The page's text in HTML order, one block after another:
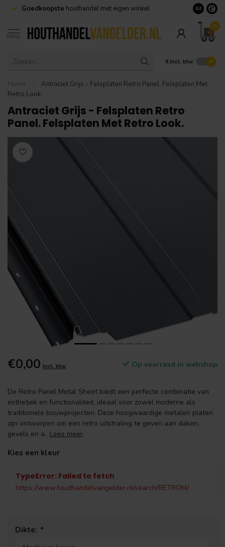
Goedkoopste houthandel met eigen winkel Geen
8.4
MENU
0
€ Incl. btw
Home
Antraciet Grijs - Felsplaten Retro Panel. Felsplaten Met
Retro Look.
Antraciet Grijs - Felsplaten Retro
Panel. Felsplaten Met Retro Look.
€0,00 Incl. btw Op voorraad in webshop
De Retro Panel Metal Sheet biedt een perfecte combinatie van
esthetiek en functionaliteit, ideaal voor zowel moderne als
traditionele bouwprojecten. Deze hoogwaardige metalen platen
zijn ontworpen om een retro uitstraling te geven aan daken,
gevels en a.. Lees meer.
Kies een kleur
TypeError: Failed to fetch
https://www.houthandelvangelder.nl/search/RETROM/
Dikte: *